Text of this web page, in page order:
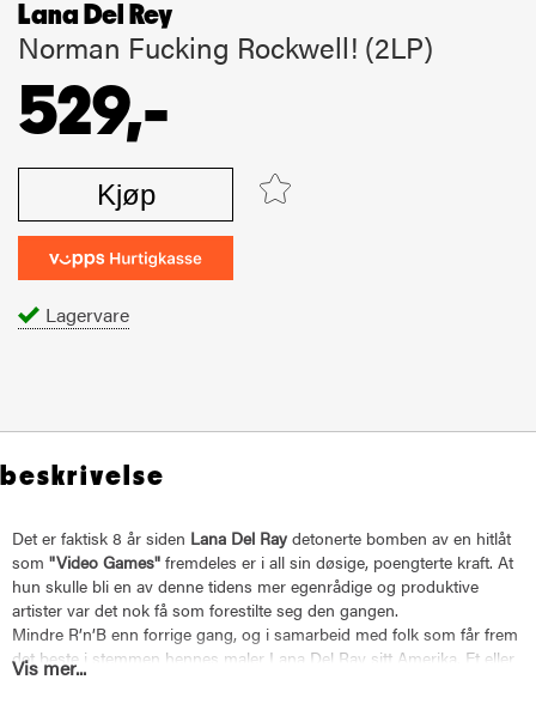
Lana Del Rey
Norman Fucking Rockwell! (2LP)
529,-
Kjøp
Lagervare
beskrivelse
Det er faktisk 8 år siden Lana Del Ray detonerte bomben av en hitlåt
som "Video Games" fremdeles er i all sin døsige, poengterte kraft. At
hun skulle bli en av denne tidens mer egenrådige og produktive
artister var det nok få som forestilte seg den gangen.
Mindre R’n’B enn forrige gang, og i samarbeid med folk som får frem
det beste i stemmen hennes maler Lana Del Ray sitt Amerika. Et eller
annet sted mellom
Vis mer...